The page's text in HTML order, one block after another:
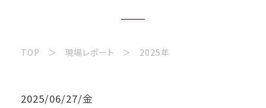
TOP 現場レポート 2025年
2025/06/27/金